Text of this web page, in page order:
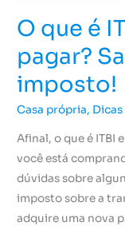
O que é
pagar?
imposto!
Casa própria, Dicas
Afinal, o que é ITBI
você está
dúvidas sobre
imposto sobre a
adquire uma nova
imposto!